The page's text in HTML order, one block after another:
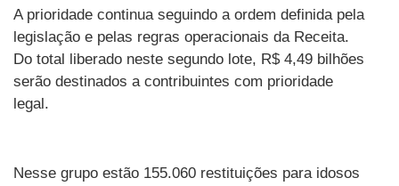
A prioridade continua seguindo a ordem definida pela
legislação e pelas regras operacionais da Receita.
Do total liberado neste segundo lote, R$ 4,49 bilhões
serão destinados a contribuintes com prioridade
legal.
Nesse grupo estão 155.060 restituições para idosos